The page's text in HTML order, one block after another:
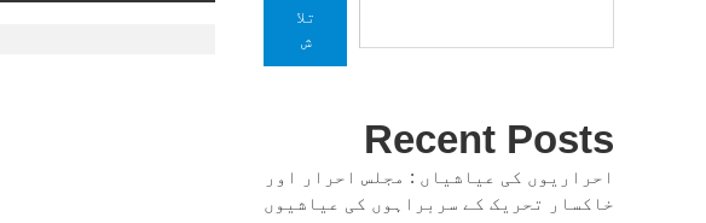
تلا
ش
Recent Posts
احراریوں کی عیاشیاں : مجلس احرار اور
خاکسار تحریک کے سربراہوں کی عیاشیوں